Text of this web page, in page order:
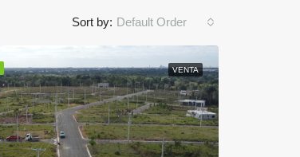
Sort by: Default Order
VENTA